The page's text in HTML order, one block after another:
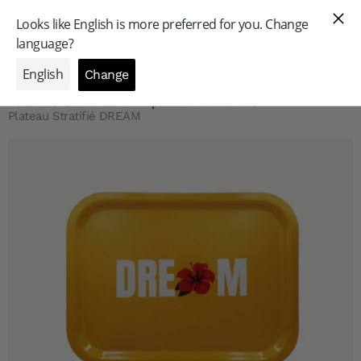
GAMME PROFESSIONNELLE
Accueil / Saint Valentin - plateaux stratifiés /
Plateau Stratifié DREAM